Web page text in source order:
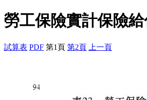
勞工保險實計保險
試算表 PDF 第1頁 第2頁 上一頁